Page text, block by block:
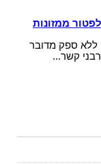
ממזונות
ללא ספק מדובר
קשר...